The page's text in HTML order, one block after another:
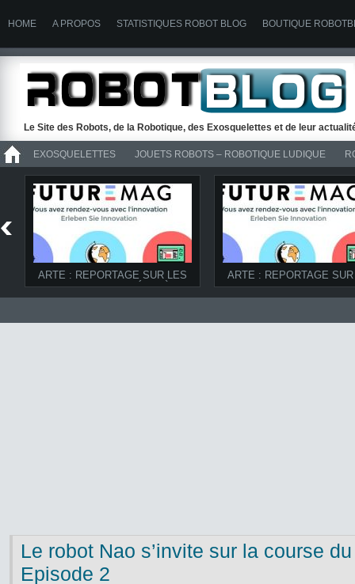
HOME A PROPOS STATISTIQUES ROBOT BLOG BOUTIQUE
Le Site des Robots, de la Robotique, des Exosquelettes et de leur
EXOSQUELETTES JOUETS ROBOTS – ROBOTIQUE LUDIQUE
ARTE : REPORTAGE SUR LES
ROBOTS D’UBIQUITÉ ET À LA
FERME DANS FUTUREMAG DU
ARTE : REPORTAGE
ROBOTS DANS
08/03/2014
Le robot Nao s’invite sur la course
Episode 2